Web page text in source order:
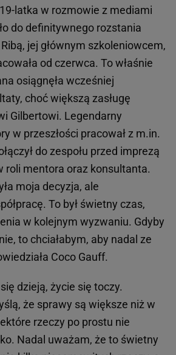
latka w rozmowie z mediami
do definitywnego rozstania
jej głównym szkoleniowcem,
od czerwca. To właśnie
osiągnęła wcześniej
choć większą zasługę
Gilbertowi. Legendarny
w przeszłości pracował z m.in.
do zespołu przed imprezą
roli mentora oraz konsultanta.
moja decyzja, ale
To był świetny czas,
w kolejnym wyzwaniu. Gdyby
to chciałabym, aby nadal ze
Coco Gauff.
dzieją, życie się toczy.
że sprawy są większe niż w
rzeczy po prostu nie
Nadal uważam, że to świetny